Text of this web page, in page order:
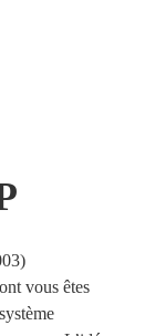
vous êtes